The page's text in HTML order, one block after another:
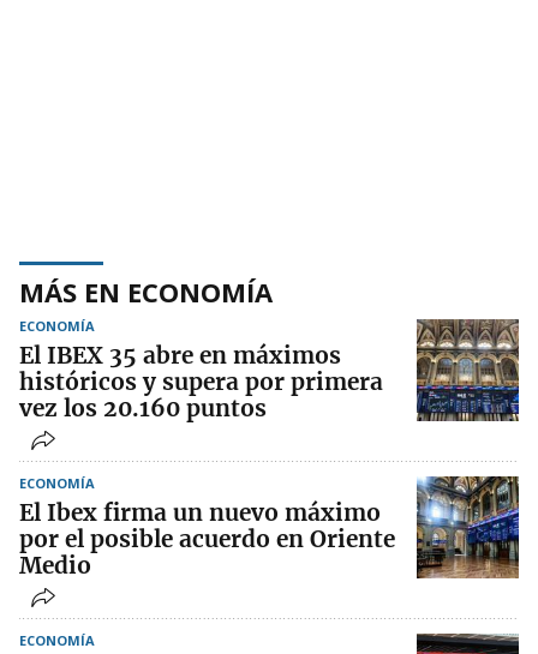
MÁS EN ECONOMÍA
ECONOMÍA
El IBEX 35 abre en máximos
históricos y supera por primera
vez los 20.160 puntos
ECONOMÍA
El Ibex firma un nuevo máximo
por el posible acuerdo en Oriente
Medio
ECONOMÍA